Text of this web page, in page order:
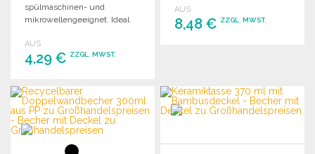
spülmaschinen- und
mikrowellengeeignet. Ideal
Farbkombinationen.
AUS
4,29 € ZZGL. MWST.
BESTELLEN
Angebot anfordern
AUS
8,48 € ZZGL. MWST.